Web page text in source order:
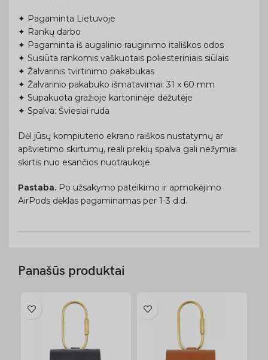
✦ Pagaminta Lietuvoje
✦ Rankų darbo
✦ Pagaminta iš augalinio rauginimo itališkos odos
✦ Susiūta rankomis vaškuotais poliesteriniais siūlais
✦ Žalvarinis tvirtinimo pakabukas
✦ Žalvarinio pakabuko išmatavimai: 31 x 60 mm
✦ Supakuota gražioje kartoninėje dėžutėje
✦ Spalva: Šviesiai ruda
Dėl jūsų kompiuterio ekrano raiškos nustatymų ar
apšvietimo skirtumų, reali prekių spalva gali nežymiai
skirtis nuo esančios nuotraukoje.
Pastaba. Po užsakymo pateikimo ir apmokėjimo
AirPods dėklas pagaminamas per 1-3 d.d.
Panašūs produktai